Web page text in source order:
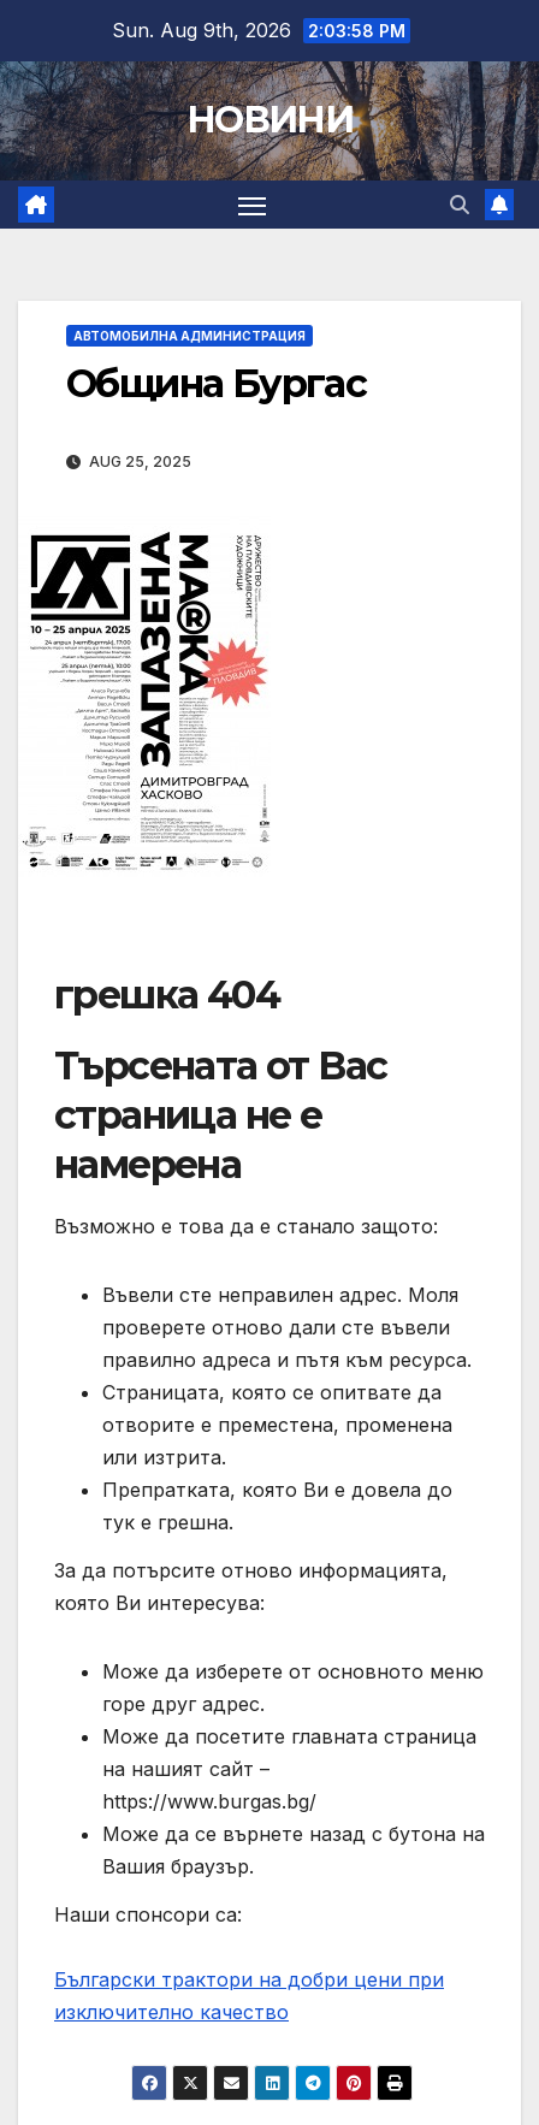
content
Sun. Aug 9th, 2026 2:03:59 PM
НОВИНИ
АВТОМОБИЛНА АДМИНИСТРАЦИЯ
Община Бургас
AUG 25, 2025
грешка 404
Търсената от Вас
страница не е
намерена
Възможно е това да е станало защото:
Въвели сте неправилен адрес. Моля
проверете отново дали сте въвели
правилно адреса и пътя към ресурса.
Страницата, която се опитвате да
отворите е преместена, променена
или изтрита.
Препратката, която Ви е довела до
тук е грешна.
За да потърсите отново информацията,
която Ви интересува:
Може да изберете от основното меню
горе друг адрес.
Може да посетите главната страница
на нашият сайт –
https://www.burgas.bg/
Може да се върнете назад с бутона на
Вашия браузър.
Наши спонсори са:
Български трактори на добри цени при
изключително качество